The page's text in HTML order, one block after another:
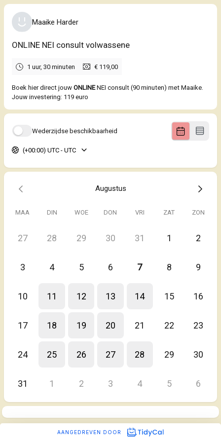
Maaike Harder
ONLINE NEI consult volwassene
1 uur, 30 minuten € 119,00
Boek hier direct jouw ONLINENEI consult (90 minuten) met Maaike.
Jouw investering: 119 euro
Wederzijdse beschikbaarheid
(+00:00) UTC - UTC
Augustus
MAA DIN WOE DON VRI ZAT ZON
27 28 29 30 31 1 2
3 4 5 6 7 8 9
10 11 12 13 14 15 16
17 18 19 20 21 22 23
24 25 26 27 28 29 30
31 1 2 3 4 5 6
AANGEDREVEN DOOR